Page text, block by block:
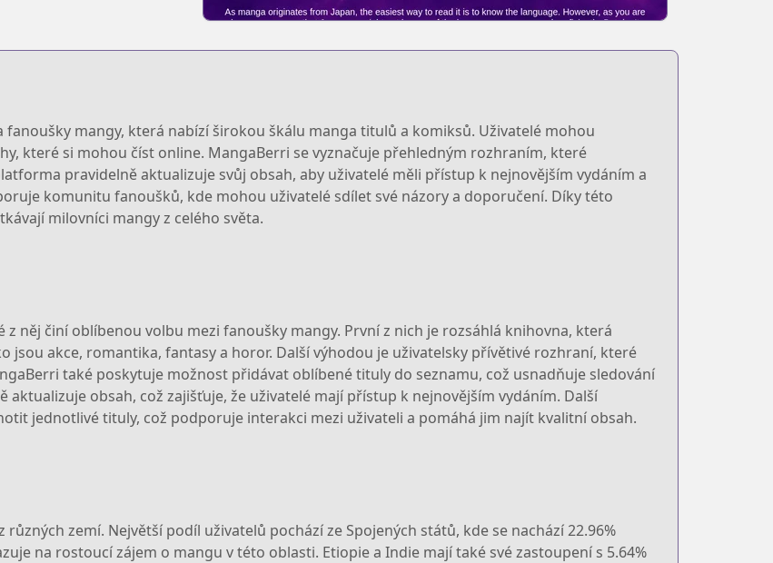
mangy, která nabízí širokou škálu manga titulů a komiksů. Uživatelé mohou
které si mohou číst online. MangaBerri se vyznačuje přehledným rozhraním, které
pravidelně aktualizuje svůj obsah, aby uživatelé měli přístup k nejnovějším vydáním a
komunitu fanoušků, kde mohou uživatelé sdílet své názory a doporučení. Díky této
milovníci mangy z celého světa.
něj činí oblíbenou volbu mezi fanoušky mangy. První z nich je rozsáhlá knihovna, která
jsou akce, romantika, fantasy a horor. Další výhodou je uživatelsky přívětivé rozhraní, které
také poskytuje možnost přidávat oblíbené tituly do seznamu, což usnadňuje sledování
obsah, což zajišťuje, že uživatelé mají přístup k nejnovějším vydáním. Další
jednotlivé tituly, což podporuje interakci mezi uživateli a pomáhá jim najít kvalitní obsah.
zemí. Největší podíl uživatelů pochází ze Spojených států, kde se nachází 22.96%
na rostoucí zájem o mangu v této oblasti. Etiopie a Indie mají také své zastoupení s 5.64%